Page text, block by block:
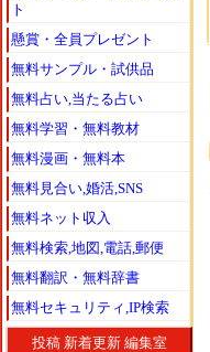
ト
懸賞・全員プレゼント
無料サンプル・試供品
無料占い,当たる占い
無料学習・無料教材
無料漫画・無料本
無料見合い,婚活,SNS
無料ネット収入
無料検索,地図,電話,郵便
無料翻訳・無料辞書
無料セキュリティ,IP検索
投稿 新着更新 編集室